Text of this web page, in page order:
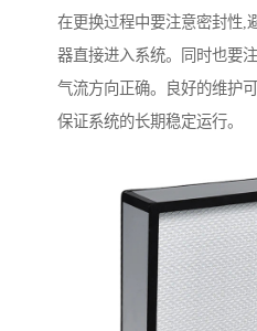
在更换过程中要注意密封性,
器直接进入系统。同时也要
气流方向正确。良好的维护
保证系统的长期稳定运行。